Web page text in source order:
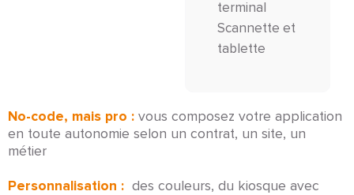
terminal
Scannette et
tablette
No-code, mais pro : vous composez votre application
en toute autonomie selon un contrat, un site, un
métier
Personnalisation : des couleurs, du kiosque avec